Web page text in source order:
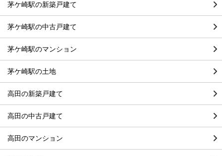
茅ケ崎駅の新築戸建て
茅ケ崎駅の中古戸建て
茅ケ崎駅のマンション
茅ケ崎駅の土地
高田の新築戸建て
高田の中古戸建て
高田のマンション